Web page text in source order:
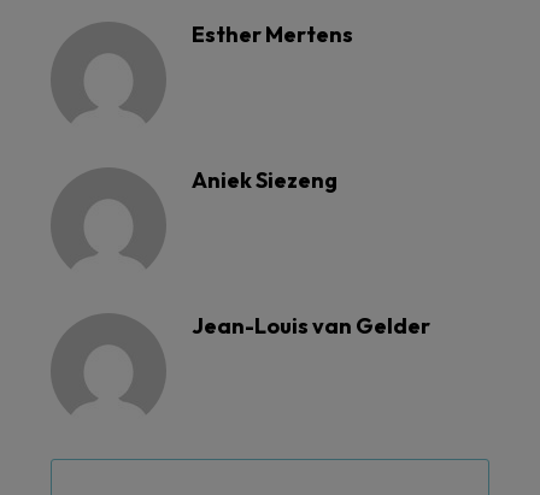
Esther Mertens
Aniek Siezeng
Jean-Louis van Gelder